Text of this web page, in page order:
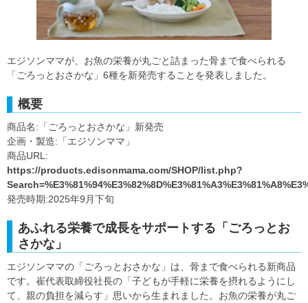
エジソンママが、お魚の栄養が丸ごと詰まった骨まで食べられる
「ごろっとおさかな」6種を新発売することを発表しました。
概要
商品名:「ごろっとおさかな」新発売
企画・製造:「エジソンママ」
商品URL:
https://products.edisonmama.com/SHOP/list.php?
発売時期:2025年9月下旬
あふれる栄養で成長をサポートする「ごろっとお
さかな」
エジソンママの「ごろっとおさかな」は、骨まで食べられる新商品
です。崔代表取締役社長の「子どもが手軽に栄養を摂れるようにし
て、親の負担を減らす」思いから生まれました。お魚の栄養が丸ご